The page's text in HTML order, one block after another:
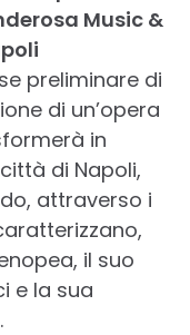
Music &
preliminare di
di un’opera
in
di Napoli,
attraverso i
il suo
e la sua